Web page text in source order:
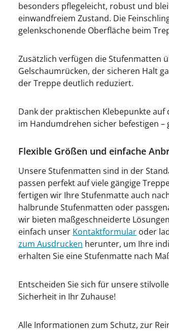
besonders pflegeleicht, robust und
einwandfreiem Zustand. Die
gelenkschonende Oberfläche beim
Zusätzlich verfügen die Stufenmatten
Gelschaumrücken, der sicheren Halt
der Treppe deutlich reduziert.
Dank der praktischen Klebepunkte
im Handumdrehen sicher befestigen –
Flexible Größen und einfache
Unsere Stufenmatten sind in der
passen perfekt auf viele gängige
fertigen wir Ihre Stufenmatte auch
halbrunde Stufenmatten oder
wir bieten maßgeschneiderte
einfach unser Kontaktformular oder
zum Ausdrucken herunter, um Ihre
erhalten Sie eine Stufenmatte nach
Entscheiden Sie sich für unsere
Sicherheit in Ihr Zuhause!
Alle Informationen zum Schutz, zur